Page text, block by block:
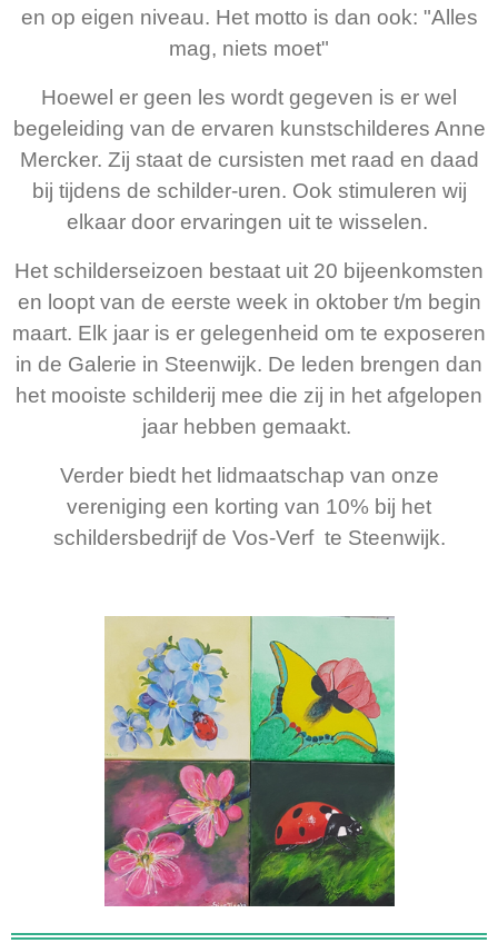
en op eigen niveau. Het motto is dan ook: "Alles
mag, niets moet"
Hoewel er geen les wordt gegeven is er wel
begeleiding van de ervaren kunstschilderes Anne
Mercker. Zij staat de cursisten met raad en daad
bij tijdens de schilder-uren. Ook stimuleren wij
elkaar door ervaringen uit te wisselen.
Het schilderseizoen bestaat uit 20 bijeenkomsten
en loopt van de eerste week in oktober t/m begin
maart. Elk jaar is er gelegenheid om te exposeren
in de Galerie in Steenwijk. De leden brengen dan
het mooiste schilderij mee die zij in het afgelopen
jaar hebben gemaakt.
Verder biedt het lidmaatschap van onze
vereniging een korting van 10% bij het
schildersbedrijf de Vos-Verf te Steenwijk.